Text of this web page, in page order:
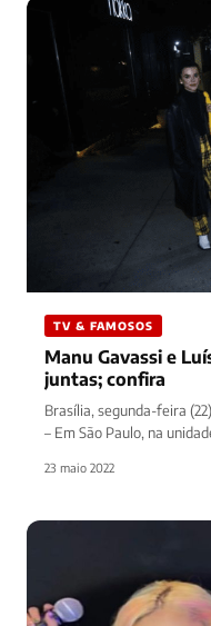
TV & FAMOSOS
Manu Gavassi e
juntas; confira
Brasília, segunda-feira
– Em São Paulo, na
23 maio 2022